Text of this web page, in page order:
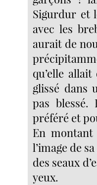
Sigurdur et
avec les
aurait de
qu’elle
glissé dans
pas blessé.
préféré et
En montant
l’image de
des seaux
yeux.